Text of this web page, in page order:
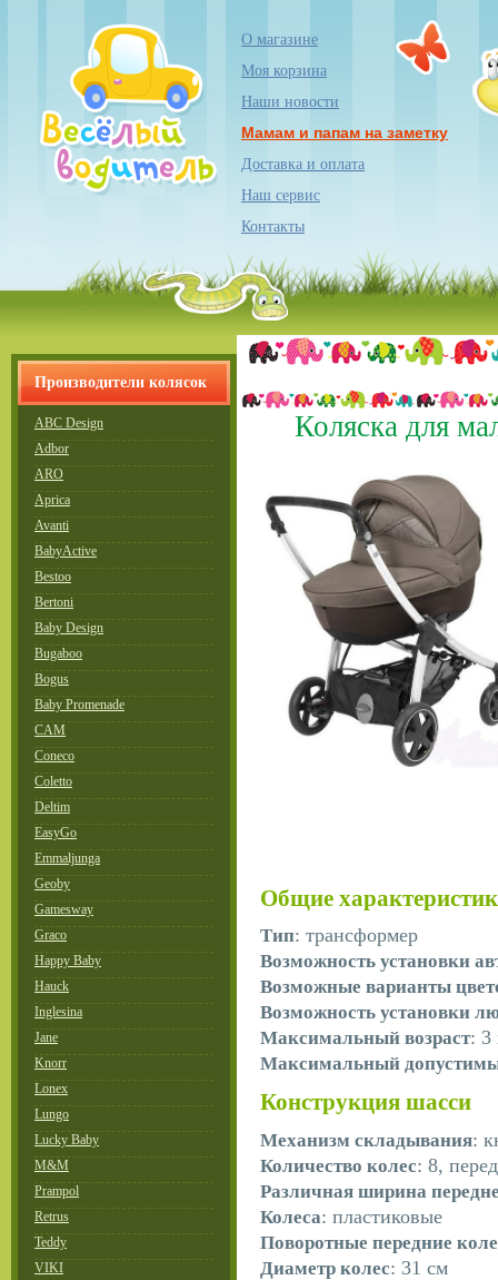
О магазине
Моя корзина
Наши новости
Мамам и папам на заметку
Доставка и оплата
Наш сервис
Контакты
Производители колясок
ABC Design
Adbor
ARO
Aprica
Avanti
BabyActive
Bestoo
Bertoni
Baby Design
Bugaboo
Bogus
Baby Promenade
CAM
Coneco
Coletto
Deltim
EasyGo
Emmaljunga
Geoby
Gamesway
Graco
Happy Baby
Hauck
Inglesina
Jane
Knorr
Lonex
Lungo
Lucky Baby
M&M
Prampol
Retrus
Teddy
VIKI
Коляска для
Общие
Тип: трансформер
Возможность установки
Возможные варианты
Возможность установки
Максимальный возраст: 3
Максимальный
Конструкция шасси
Механизм складывания:
Количество колес: 8,
Различная ширина
Колеса: пластиковые
Поворотные передние
Диаметр колес: 31 см